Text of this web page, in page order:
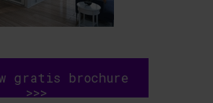
gratis brochure
>>>